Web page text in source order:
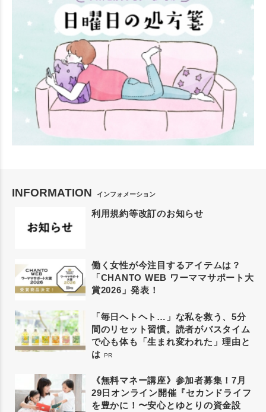
INFORMATION インフォメーション
利用規約等改訂のお知らせ
働く女性が今注目するアイテムは？
「CHANTO WEB ワーママサポート大
賞2026」発表！
「毎日ヘトヘト…」な私を救う、5分
間のリセット習慣。読者がバスタイム
で心も体も「生まれ変われた」理由と
は
PR
《無料マネー講座》参加者募集！7月
29日オンライン開催『セカンドライフ
を豊かに！〜安心とゆとりの資金設